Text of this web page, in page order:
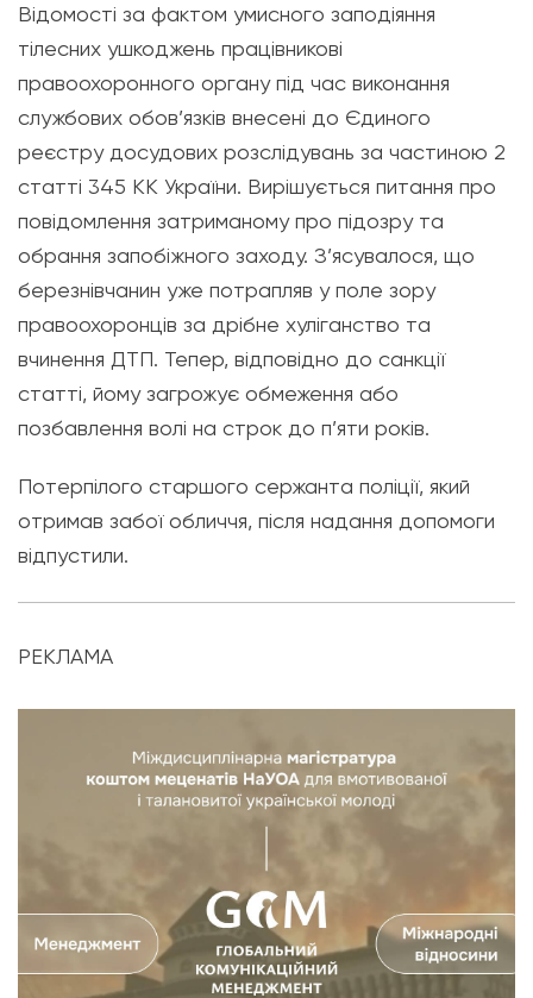
Відомості за фактом умисного заподіяння
тілесних ушкоджень працівникові
правоохоронного органу під час виконання
службових обов’язків внесені до Єдиного
реєстру досудових розслідувань за частиною 2
статті 345 КК України. Вирішується питання про
повідомлення затриманому про підозру та
обрання запобіжного заходу. З’ясувалося, що
березнівчанин уже потрапляв у поле зору
правоохоронців за дрібне хуліганство та
вчинення ДТП. Тепер, відповідно до санкції
статті, йому загрожує обмеження або
позбавлення волі на строк до п’яти років.
Потерпілого старшого сержанта поліції, який
отримав забої обличчя, після надання допомоги
відпустили.
РЕКЛАМА